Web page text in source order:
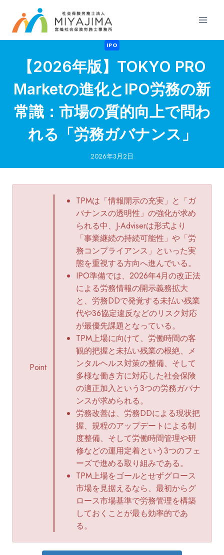
ス
IPO
【2026年版】TOKYO PRO
Marketの進化とIPO労務の新
常識：市場の質的向上で問わ
れる「労務ガバナンス」
2026年3月2日
Point
TPMは「情報開示の充実」と「ガ
バナンスの透明性」の強化が求め
られる中、J-Adviserは形式より
「事業継続の持続可能性」や「労
務コンプライアンス」といった実
態を重視する方向へ進んでいる。
IPO準備では、2026年4月の改正法
による労務情報の開示義務拡大
と、労務DDで発覚する未払い残業
代や36協定違反などのリスク対応
が最優先課題となっている。
TPM上場に向けて、労働時間の客
観的把握と未払い残業の根絶、メ
ンタルヘルス対策の整備、そして
多様な働き方に対応した社会保険
の適正加入という3つの労務ガバナ
ンスが求められる。
労務改善は、労務DDによる現状把
握、規程のアップデートによる制
度整備、そして労働時間管理や研
修などの運用定着という3つのフェ
ーズで進める取り組みである。
TPM上場をゴールとせずグロース
市場を見据えるなら、最初からグ
ロース市場基準で労務管理を構築
しておくことが最も効率的であ
る。